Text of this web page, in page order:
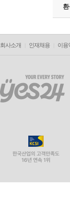
회사소개 인재채용 이용